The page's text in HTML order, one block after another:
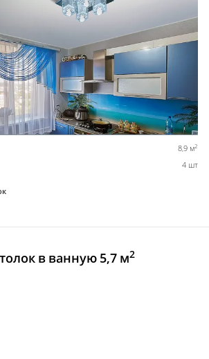
8,9 м2
4 шт
в ванную 5,7 м2